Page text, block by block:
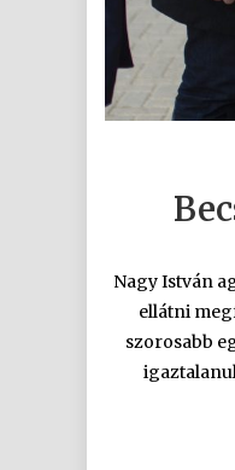
Nagy István
ellátni
szorosabb